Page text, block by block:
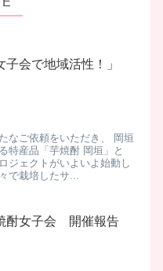
子会で地域活性！」
なご依頼をいただき、 岡垣
特産品「芋焼酎 岡垣」と
ジェクトがいよいよ始動し
で栽培したサ...
酎女子会 開催報告